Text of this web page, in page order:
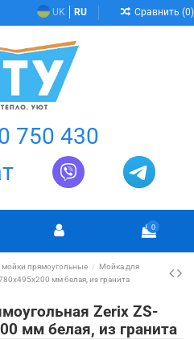
UK RU Сравнить (0)
750 430
0
прямоугольные
Мойка для
мм белая, из гранита
Zerix ZS-
мм белая, из гранита